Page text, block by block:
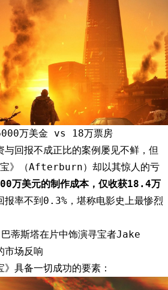
万美金 vs 18万票房
与回报不成正比的案例屡见不鲜，但
宝》（Afterburn）却以其惊人的亏
万美元的制作成本，仅收获18.4万
报率不到0.3%，堪称电影史上最惨烈
巴蒂斯塔在片中饰演寻宝者Jake
市场反响
具备一切成功的要素：